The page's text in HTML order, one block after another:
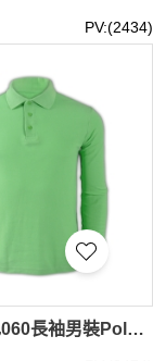
PV:(2434)
純色 明綠色060長袖男裝Polo恤 1AD01 度身訂製男裝純色polo恤 DIY polo恤 polo恤生產商 Polo恤價格